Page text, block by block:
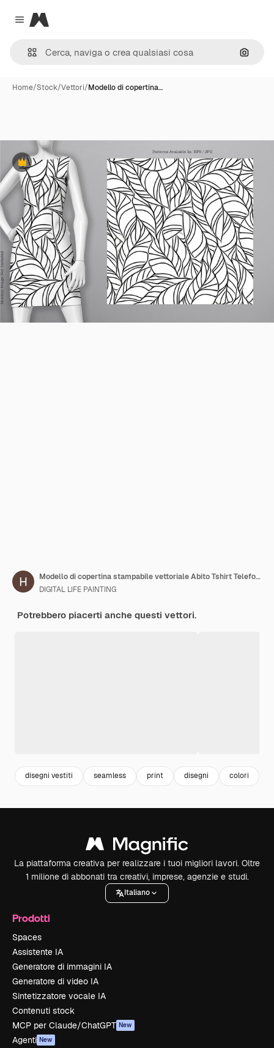
Close menu
Magnific
Cerca
Home/Stock/Vettori/Modello di copertina…
Premium
Modello di copertina stampabile vettoriale Abito Tshirt Telefono Taccuino Carta Tessuto e carta da parati
DIGITAL LIFE PAINTING
Potrebbero piacerti anche questi vettori.
disegni vestiti seamless print disegni colori
La piattaforma creativa per realizzare i tuoi migliori lavori. Oltre
1 milione di abbonati tra creativi, imprese, agenzie e studi.
Italiano
Prodotti
Spaces
Assistente IA
Generatore di immagini IA
Generatore di video IA
Sintetizzatore vocale IA
Contenuti stock
MCP per Claude/ChatGPT New
Agenti New